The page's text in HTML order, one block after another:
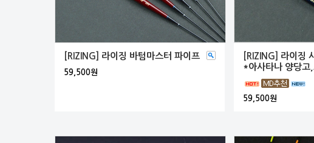
[RIZING] 라이징 바텀마스터 파이프
59,500원
[RIZING] 라이징
*아사타나 양당고
59,500원